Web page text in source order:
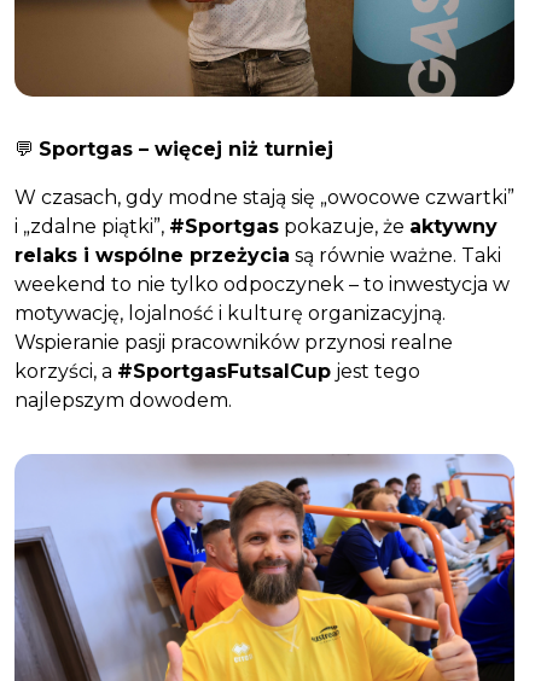
💬 Sportgas – więcej niż turniej
W czasach, gdy modne stają się „owocowe czwartki”
i „zdalne piątki”, #Sportgas pokazuje, że aktywny
relaks i wspólne przeżycia są równie ważne. Taki
weekend to nie tylko odpoczynek – to inwestycja w
motywację, lojalność i kulturę organizacyjną.
Wspieranie pasji pracowników przynosi realne
korzyści, a #SportgasFutsalCup jest tego
najlepszym dowodem.